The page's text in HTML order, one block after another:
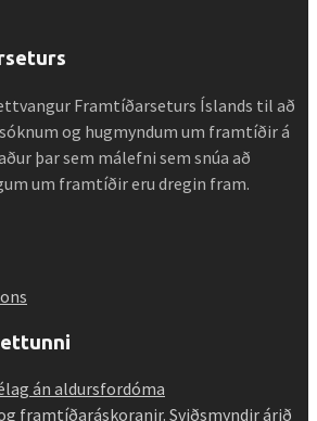
Framtíðarseturs Íslands til að
og hugmyndum um framtíðir á
þar sem málefni sem snúa að
um framtíðir eru dregin fram.
án aldursfordóma
framtíðaráskoranir. Sviðsmyndir árið